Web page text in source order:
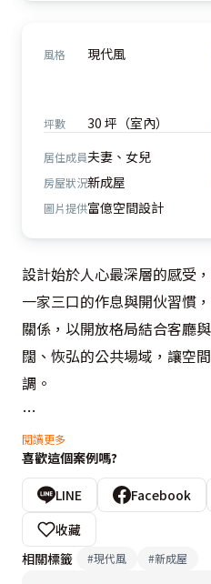
風格 現代風
坪數 30 坪（室內）
居住成員夫妻、女兒
房屋狀況新成屋
圖片提供富億空間設計
設計始於人心最深層的感受
一家三口的作息與開伙習慣
關係，以開放格局結合客廳
闊、恢弘的公共場域，讓空
調。
推開幸福的門扉入內，富億
代語彙」，締造簡潔又溫馨
中的感動，將豐沛情感轉化
作為視覺重心的餐廚區，則
並以開放、最大化來連結，
閱讀更多
喜歡這個案例嗎?
LINE Facebook
收藏
相關標籤
#現代風 #新成屋